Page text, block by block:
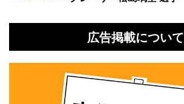
広告掲載について